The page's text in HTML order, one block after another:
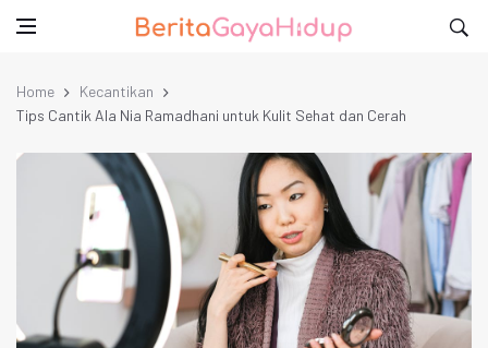
Home
Kecantikan
Tips Cantik Ala Nia Ramadhani untuk Kulit Sehat dan Cerah